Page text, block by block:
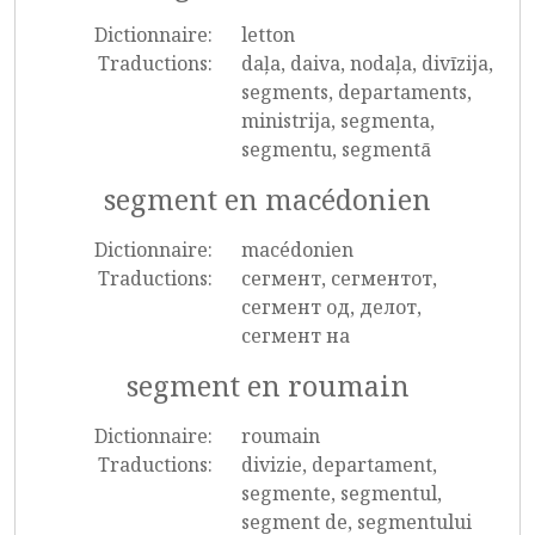
Dictionnaire:
letton
Traductions:
daļa, daiva, nodaļa, divīzija,
segments, departaments,
ministrija, segmenta,
segmentu, segmentā
segment en macédonien
Dictionnaire:
macédonien
Traductions:
сегмент, сегментот,
сегмент од, делот,
сегмент на
segment en roumain
Dictionnaire:
roumain
Traductions:
divizie, departament,
segmente, segmentul,
segment de, segmentului